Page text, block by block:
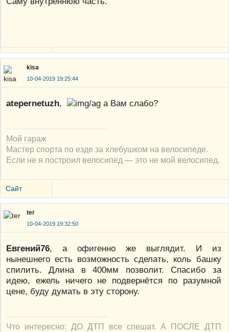
kisa
10-04-2019 19:25:44
atepernetuzh, а Вам слабо?
Мой гараж
Мастер спорта по езде за хлебушком на велосипеде.
Если не я построил велосипед — это не мой велосипед.
Сайт
ter
10-04-2019 19:32:50
Евгений76, а офигенно же выглядит. И из
нынешнего есть возможность сделать, коль башку
спилить. Длина в 400мм позволит. Спасибо за
идею, ежель ничего не подвернётся по разумной
цене, буду думать в эту сторону.
Что интересно: ДО ДТП все спешат. А ПОСЛЕ ДТП